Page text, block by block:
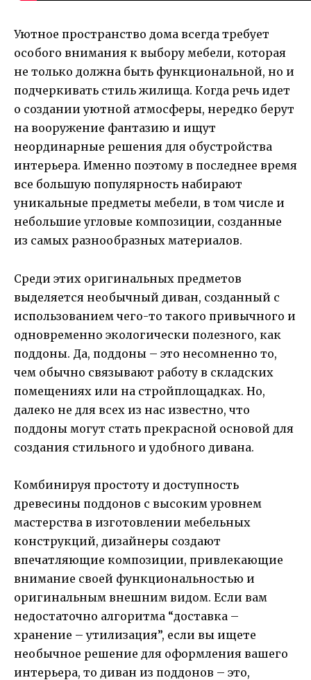
Уютное пространство дома всегда требует
особого внимания к выбору мебели, которая
не только должна быть функциональной, но и
подчеркивать стиль жилища. Когда речь идет
о создании уютной атмосферы, нередко берут
на вооружение фантазию и ищут
неординарные решения для обустройства
интерьера. Именно поэтому в последнее время
все большую популярность набирают
уникальные предметы мебели, в том числе и
небольшие угловые композиции, созданные
из самых разнообразных материалов.
Среди этих оригинальных предметов
выделяется необычный диван, созданный с
использованием чего-то такого привычного и
одновременно экологически полезного, как
поддоны. Да, поддоны – это несомненно то,
чем обычно связывают работу в складских
помещениях или на стройплощадках. Но,
далеко не для всех из нас известно, что
поддоны могут стать прекрасной основой для
создания стильного и удобного дивана.
Комбинируя простоту и доступность
древесины поддонов с высоким уровнем
мастерства в изготовлении мебельных
конструкций, дизайнеры создают
впечатляющие композиции, привлекающие
внимание своей функциональностью и
оригинальным внешним видом. Если вам
недостаточно алгоритма “доставка –
хранение – утилизация”, если вы ищете
необычное решение для оформления вашего
интерьера, то диван из поддонов – это,